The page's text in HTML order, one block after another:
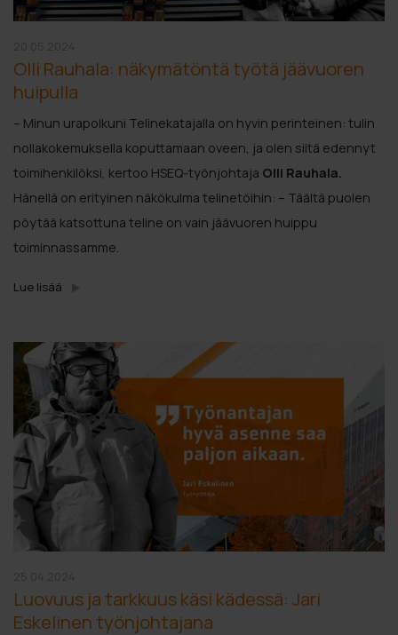
Olli Rauhala: näkymätöntä työtä jäävuoren
huipulla
– Minun urapolkuni Telinekatajalla on hyvin perinteinen: tulin
nollakokemuksella koputtamaan oveen, ja olen siitä edennyt
toimihenkilöksi, kertoo HSEQ-työnjohtaja Olli Rauhala.
Hänellä on erityinen näkökulma telinetöihin: – Täältä puolen
pöytää katsottuna teline on vain jäävuoren huippu
toiminnassamme.
Lue lisää
Luovuus ja tarkkuus käsi kädessä: Jari
Eskelinen työnjohtajana